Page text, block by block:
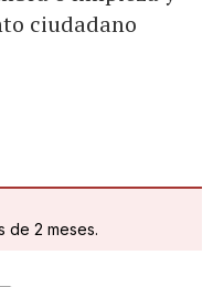
ciudadano
de 2 meses.